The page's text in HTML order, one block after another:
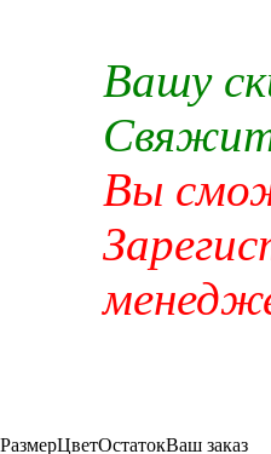
Вашу
Вы
РазмерЦветОстатокВаш заказ